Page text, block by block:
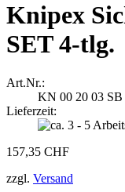
Knipex
SET 4-tlg.
Art.Nr.:
KN 00 20 03 SB
Lieferzeit:
157,35 CHF
zzgl. Versand